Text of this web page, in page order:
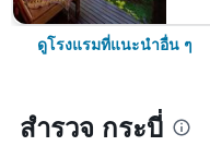
ดูโรงแรมที่แนะนำอื่น ๆ
สำรวจ กระบี่